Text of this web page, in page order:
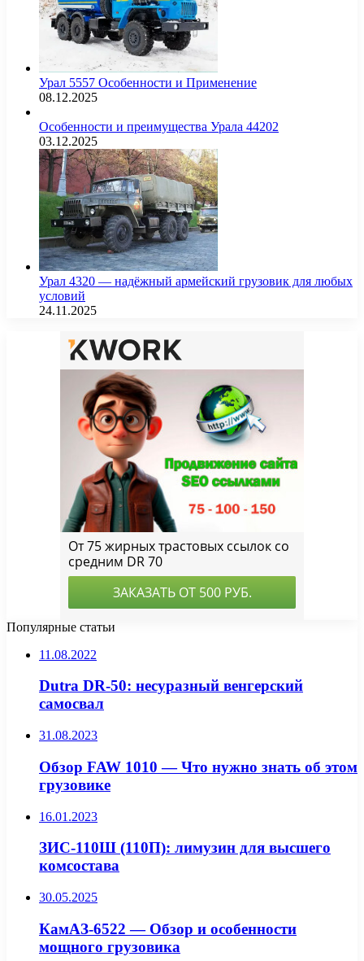
Урал 5557 Особенности и Применение
08.12.2025
Особенности и преимущества Урала 44202
03.12.2025
Урал 4320 — надёжный армейский грузовик для любых
условий
24.11.2025
Популярные статьи
11.08.2022
Dutra DR-50: несуразный венгерский
самосвал
31.08.2023
Обзор FAW 1010 — Что нужно знать об этом
грузовике
16.01.2023
ЗИС-110Ш (110П): лимузин для высшего
комсостава
30.05.2025
КамАЗ-6522 — Обзор и особенности
мощного грузовика